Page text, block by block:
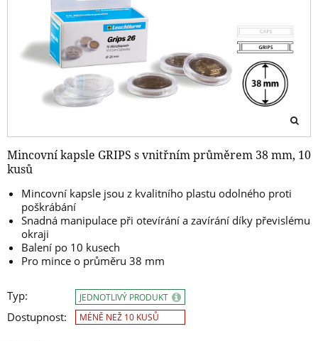
Mincovní kapsle GRIPS s vnitřním průměrem 38 mm, 10
kusů
Mincovní kapsle jsou z kvalitního plastu odolného proti
poškrábání
Snadná manipulace při otevírání a zavírání díky převislému
okraji
Balení po 10 kusech
Pro mince o průměru 38 mm
Typ:
Dostupnost:
JEDNOTLIVÝ PRODUKT
MÉNĚ NEŽ 10 KUSŮ